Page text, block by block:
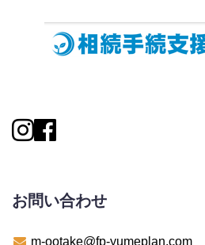
お問い合わせ
m-ootake@fp-yumeplan.com